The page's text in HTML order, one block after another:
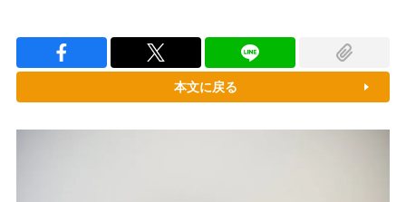
本文に戻る